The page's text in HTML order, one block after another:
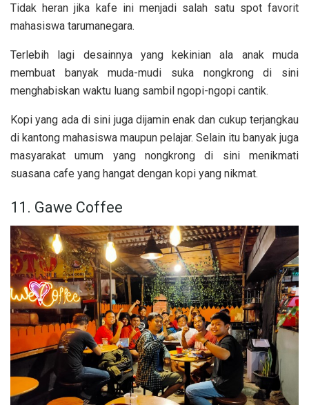
Tidak heran jika kafe ini menjadi salah satu spot favorit
mahasiswa tarumanegara.
Terlebih lagi desainnya yang kekinian ala anak muda
membuat banyak muda-mudi suka nongkrong di sini
menghabiskan waktu luang sambil ngopi-ngopi cantik.
Kopi yang ada di sini juga dijamin enak dan cukup terjangkau
di kantong mahasiswa maupun pelajar. Selain itu banyak juga
masyarakat umum yang nongkrong di sini menikmati
suasana cafe yang hangat dengan kopi yang nikmat.
11. Gawe Coffee